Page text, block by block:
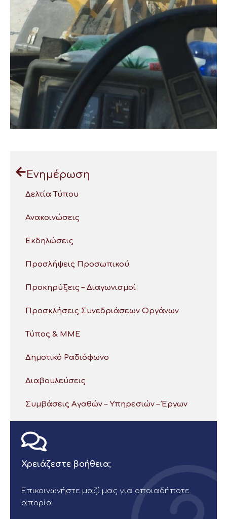
Ενημέρωση
Δελτία Τύπου
Ανακοινώσεις
Εκδηλώσεις
Προσλήψεις Προσωπικού
Προκηρύξεις – Διαγωνισμοί
Προσκλήσεις Συνεδριάσεων Οργάνων
Τύπος & ΜΜΕ
Δημοτικό Ραδιόφωνο
Διαβουλεύσεις
Συμβάσεις Αγαθών – Υπηρεσιών – Έργων
Χρειάζεστε βοήθεια;
Επικοινωνήστε μαζί μας για οποιαδήποτε
απορία